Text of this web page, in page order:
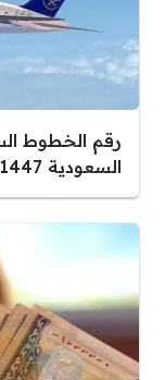
رقم الخطوط
السعودية 1447